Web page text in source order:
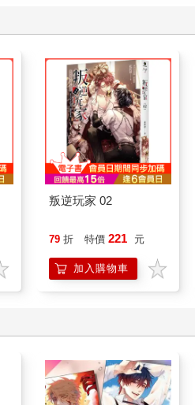
叛逆玩家 02
79 折 特價 221 元
加入購物車